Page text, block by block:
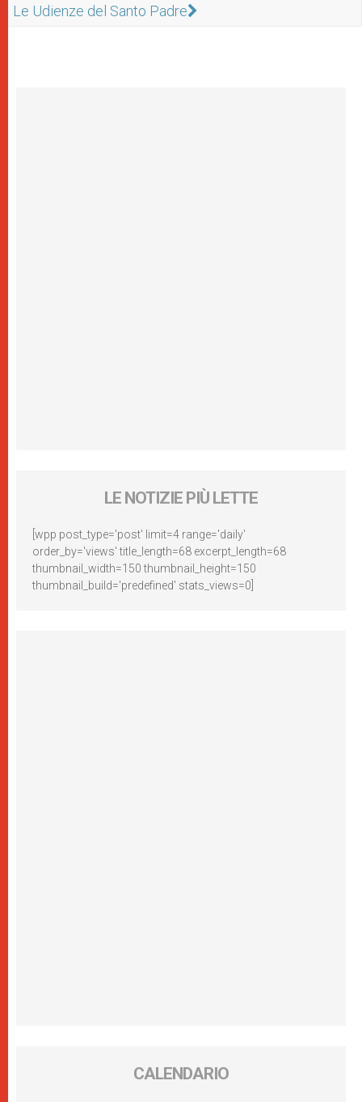
Le Udienze del Santo Padre
LE NOTIZIE PIÙ LETTE
[wpp post_type='post' limit=4 range='daily'
order_by='views' title_length=68 excerpt_length=68
thumbnail_width=150 thumbnail_height=150
thumbnail_build='predefined' stats_views=0]
CALENDARIO